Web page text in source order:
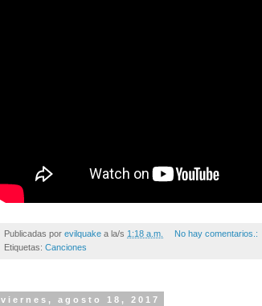
Publicadas por evilquake a la/s 1:18 a.m.
No hay comentarios.:
Etiquetas: Canciones
viernes, agosto 18, 2017